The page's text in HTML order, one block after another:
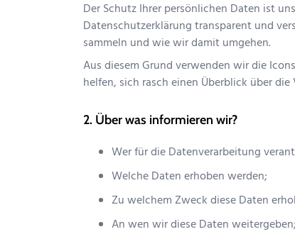
Der Schutz Ihrer persönlichen Daten ist
Datenschutzerklärung transparent und
sammeln und wie wir damit umgehen.
Aus diesem Grund verwenden wir die
helfen, sich rasch einen Überblick über
Über was informieren wir?
Wer für die Datenverarbeitung
Welche Daten erhoben werden;
Zu welchem Zweck diese Daten
An wen wir diese Daten weitergeben;